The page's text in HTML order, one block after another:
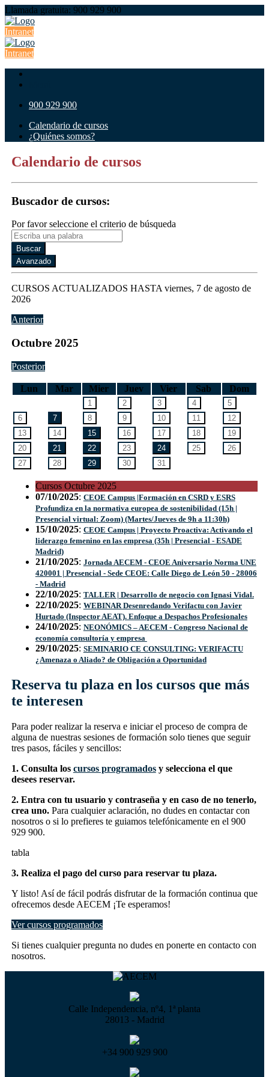
Llamada gratuita: 900 929 900
Intranet
Intranet
900 929 900
Calendario de cursos
¿Quiénes somos?
Calendario de cursos
Buscador de cursos:
Por favor seleccione el criterio de búsqueda
CURSOS ACTUALIZADOS HASTA viernes, 7 de agosto de
2026
Anterior
Octubre2025
Posterior
Lun Mar Mier Juev Vier Sab Dom
Cursos Octubre2025
07/10/2025: CEOE Campus |Formación en CSRD y ESRS
Profundiza en la normativa europea de sostenibilidad (15h |
Presencial virtual: Zoom) (Martes/Jueves de 9h a 11:30h)
15/10/2025: CEOE Campus | Proyecto Proactiva: Activando el
liderazgo femenino en las empresa (35h | Presencial - ESADE
Madrid)
21/10/2025: Jornada AECEM - CEOE Aniversario Norma UNE
420001 | Presencial - Sede CEOE: Calle Diego de León 50 - 28006
- Madrid
22/10/2025: TALLER | Desarrollo de negocio con Ignasi Vidal.
22/10/2025: WEBINAR Desenredando Verifactu con Javier
Hurtado (Inspector AEAT). Enfoque a Despachos Profesionales
24/10/2025: NEONÓMICS – AECEM - Congreso Nacional de
economía consultoría y empresa
29/10/2025: SEMINARIO CE CONSULTING: VERIFACTU
¿Amenaza o Aliado? de Obligación a Oportunidad
Reserva tu plaza en los cursos que más
te interesen
Para poder realizar la reserva e iniciar el proceso de compra de
alguna de nuestras sesiones de formación solo tienes que seguir
tres pasos, fáciles y sencillos:
1. Consulta los cursos programadosy selecciona el que
desees reservar.
2. Entra con tu usuario y contraseña y en caso de no tenerlo,
crea uno.Para cualquier aclaración, no dudes en contactar con
nosotros o si lo prefieres te guiamos telefónicamente en el 900
929 900.
tabla
3. Realiza el pago del curso para reservar tu plaza.
Y listo! Así de fácil podrás disfrutar de la formación continua que
ofrecemos desde AECEM ¡Te esperamos!
Ver cursos programados
Si tienes cualquier pregunta no dudes en ponerte en contacto con
nosotros.
Calle Independencia, nº4, 1ª planta
28013 - Madrid
+34 900 929 900